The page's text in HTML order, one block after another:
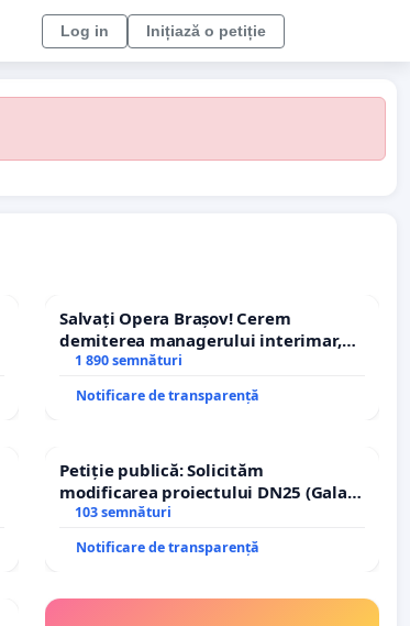
Log in Inițiază o petiție
Salvați Opera Brașov! Cerem
demiterea managerului interimar,
Petrean Lucian-Marius!
1 890 semnături
Notificare de transparență
Petiție publică: Solicităm
modificarea proiectului DN25 (Galați
– Hanu Conachi) prin devierea
traseului în afara localităților!
103 semnături
Notificare de transparență